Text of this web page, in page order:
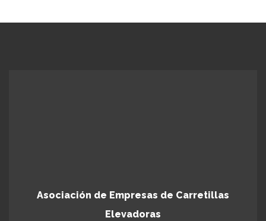
Asociación de Empresas de Carretillas
Elevadoras